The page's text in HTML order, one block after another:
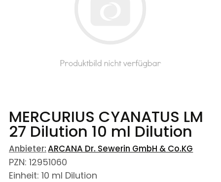
MERCURIUS CYANATUS LM
27 Dilution 10 ml Dilution
Anbieter:ARCANA Dr. Sewerin GmbH & Co.KG
PZN: 12951060
Einheit: 10 ml Dilution